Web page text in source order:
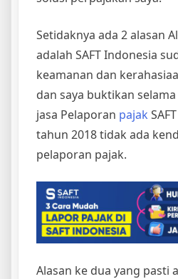
Setidaknya ada 2 alasan
adalah SAFT Indonesia
keamanan dan
dan saya buktikan
jasa Pelaporan pajak
tahun 2018 tidak ada
pelaporan pajak.
Alasan ke dua yang pasti